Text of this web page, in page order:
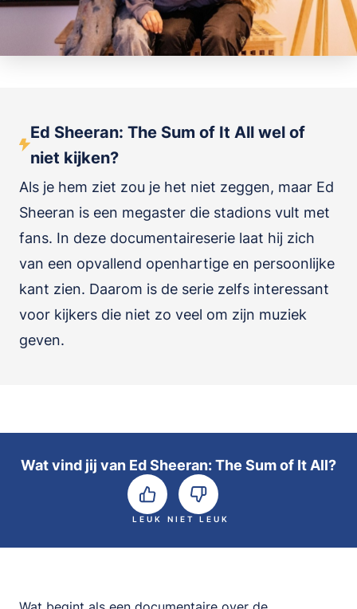
Ed Sheeran: The Sum of It All wel of
niet kijken?
Als je hem ziet zou je het niet zeggen, maar Ed
Sheeran is een megaster die stadions vult met
fans. In deze documentaireserie laat hij zich
van een opvallend openhartige en persoonlijke
kant zien. Daarom is de serie zelfs interessant
voor kijkers die niet zo veel om zijn muziek
geven.
Wat vind jij van Ed Sheeran: The Sum of It All?
LEUK NIET LEUK